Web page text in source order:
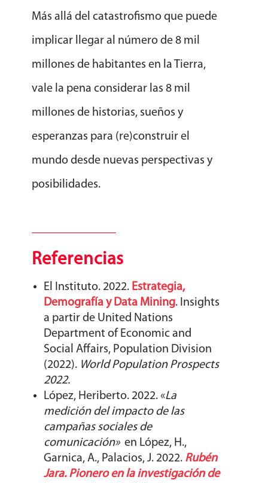
Más allá del catastrofismo que puede
implicar llegar al número de 8 mil
millones de habitantes en la Tierra,
vale la pena considerar las 8 mil
millones de historias, sueños y
esperanzas para (re)construir el
mundo desde nuevas perspectivas y
posibilidades.
Referencias
El Instituto. 2022. Estrategia,
Demografía y Data Mining. Insights
a partir de United Nations
Department of Economic and
Social Affairs, Population Division
(2022). World Population Prospects
2022.
López, Heriberto. 2022. «La
medición del impacto de las
campañas sociales de
comunicación»en López, H.,
Garnica, A., Palacios, J. 2022. Rubén
Jara. Pionero en la investigación de